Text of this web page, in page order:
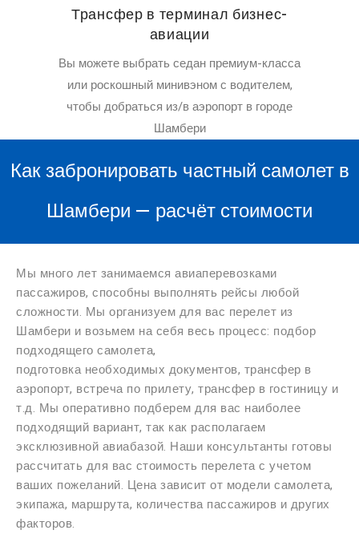
Трансфер в терминал бизнес-
авиации
Вы можете выбрать седан премиум-класса
или роскошный минивэном с водителем,
чтобы добраться из/в аэропорт в городе
Шамбери
Как забронировать частный самолет в
Шамбери — расчёт стоимости
Мы много лет занимаемся авиаперевозками
пассажиров, способны выполнять рейсы любой
сложности. Мы организуем для вас перелет из
Шамбери и возьмем на себя весь процесс: подбор
подходящего самолета,
подготовка необходимых документов, трансфер в
аэропорт, встреча по прилету, трансфер в гостиницу и
т.д. Мы оперативно подберем для вас наиболее
подходящий вариант, так как располагаем
эксклюзивной авиабазой. Наши консультанты готовы
рассчитать для вас стоимость перелета с учетом
ваших пожеланий. Цена зависит от модели самолета,
экипажа, маршрута, количества пассажиров и других
факторов.